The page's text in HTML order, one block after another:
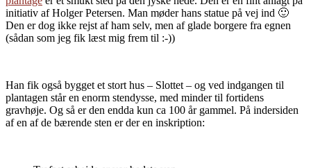
initiativ af Holger Petersen. Man møder hans statue på vej ind 🙂
Den er dog ikke rejst af ham selv, men af glade borgere fra egnen
(sådan som jeg fik læst mig frem til :-))
Han fik også bygget et stort hus – Slottet – og ved indgangen til
plantagen står en enorm stendysse, med minder til fortidens
gravhøje. Og så er den endda kun ca 100 år gammel. På indersiden
af en af de bærende sten er der en inskription: